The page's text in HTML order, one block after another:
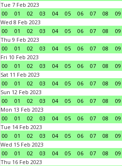
Tue 7 Feb 2023
00
01 02 03 04 05 06 07 08 09
Wed 8 Feb 2023
00
01 02 03 04 05 06 07 08 09
Thu 9 Feb 2023
00
01 02 03 04 05 06 07 08 09
Fri 10 Feb 2023
00
01 02 03 04 05 06 07 08 09
Sat 11 Feb 2023
00
01 02 03 04 05 06 07 08 09
Sun 12 Feb 2023
00
01 02 03 04 05 06 07 08 09
Mon 13 Feb 2023
00
01 02 03 04 05 06 07 08 09
Tue 14 Feb 2023
00
01 02 03 04 05 06 07 08 09
Wed 15 Feb 2023
00
01 02 03 04 05 06 07 08 09
Thu 16 Feb 2023